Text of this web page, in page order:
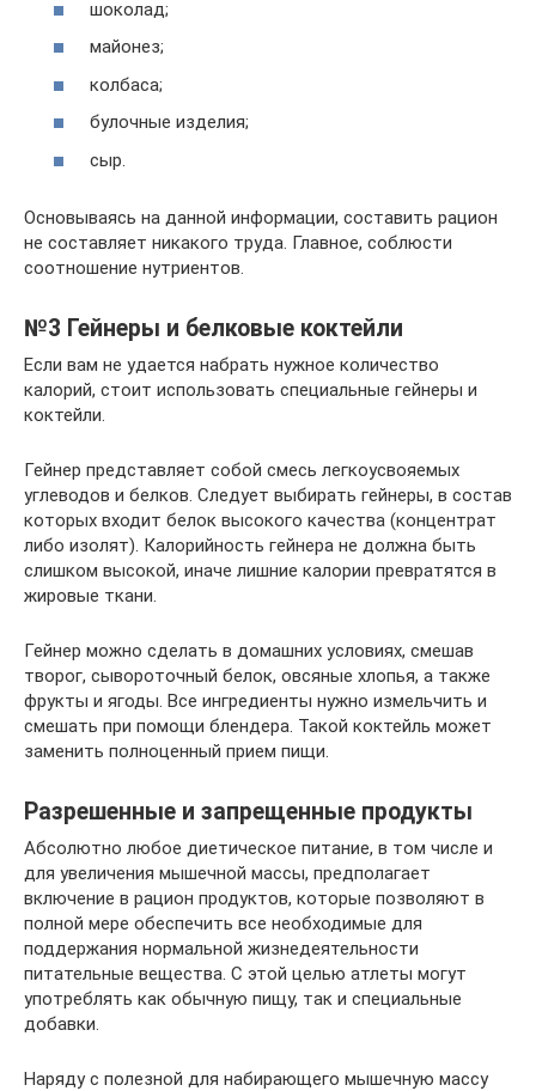
шоколад;
майонез;
колбаса;
булочные изделия;
сыр.
Основываясь на данной информации, составить рацион
не составляет никакого труда. Главное, соблюсти
соотношение нутриентов.
№3 Гейнеры и белковые коктейли
Если вам не удается набрать нужное количество
калорий, стоит использовать специальные гейнеры и
коктейли.
Гейнер представляет собой смесь легкоусвояемых
углеводов и белков. Следует выбирать гейнеры, в состав
которых входит белок высокого качества (концентрат
либо изолят). Калорийность гейнера не должна быть
слишком высокой, иначе лишние калории превратятся в
жировые ткани.
Гейнер можно сделать в домашних условиях, смешав
творог, сывороточный белок, овсяные хлопья, а также
фрукты и ягоды. Все ингредиенты нужно измельчить и
смешать при помощи блендера. Такой коктейль может
заменить полноценный прием пищи.
Разрешенные и запрещенные продукты
Абсолютно любое диетическое питание, в том числе и
для увеличения мышечной массы, предполагает
включение в рацион продуктов, которые позволяют в
полной мере обеспечить все необходимые для
поддержания нормальной жизнедеятельности
питательные вещества. С этой целью атлеты могут
употреблять как обычную пищу, так и специальные
добавки.
Наряду с полезной для набирающего мышечную массу